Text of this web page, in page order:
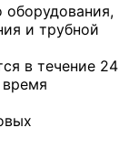
и трубной
в течение 24
время